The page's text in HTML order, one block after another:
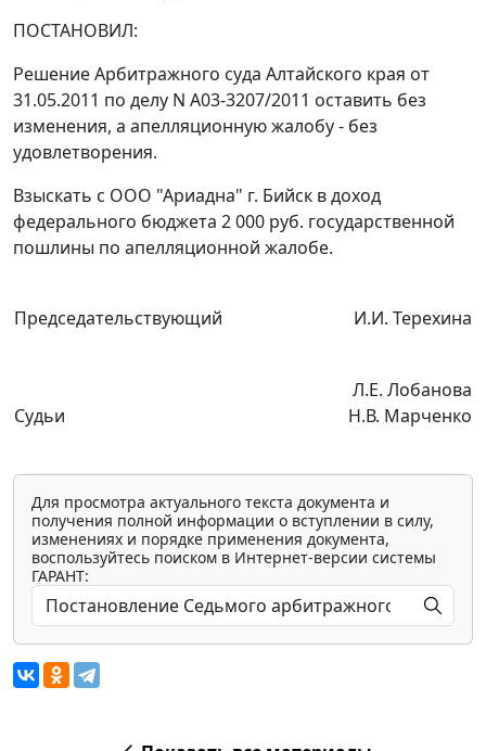
ПОСТАНОВИЛ:
Решение Арбитражного суда Алтайского края от
31.05.2011 по делу N А03-3207/2011 оставить без
изменения, а апелляционную жалобу - без
удовлетворения.
Взыскать с ООО "Ариадна" г. Бийск в доход
федерального бюджета 2 000 руб. государственной
пошлины по апелляционной жалобе.
Председательствующий И.И. Терехина
Судьи
Л.Е. Лобанова
Н.В. Марченко
Для просмотра актуального текста документа и
получения полной информации о вступлении в силу,
изменениях и порядке применения документа,
воспользуйтесь поиском в Интернет-версии системы
ГАРАНТ: